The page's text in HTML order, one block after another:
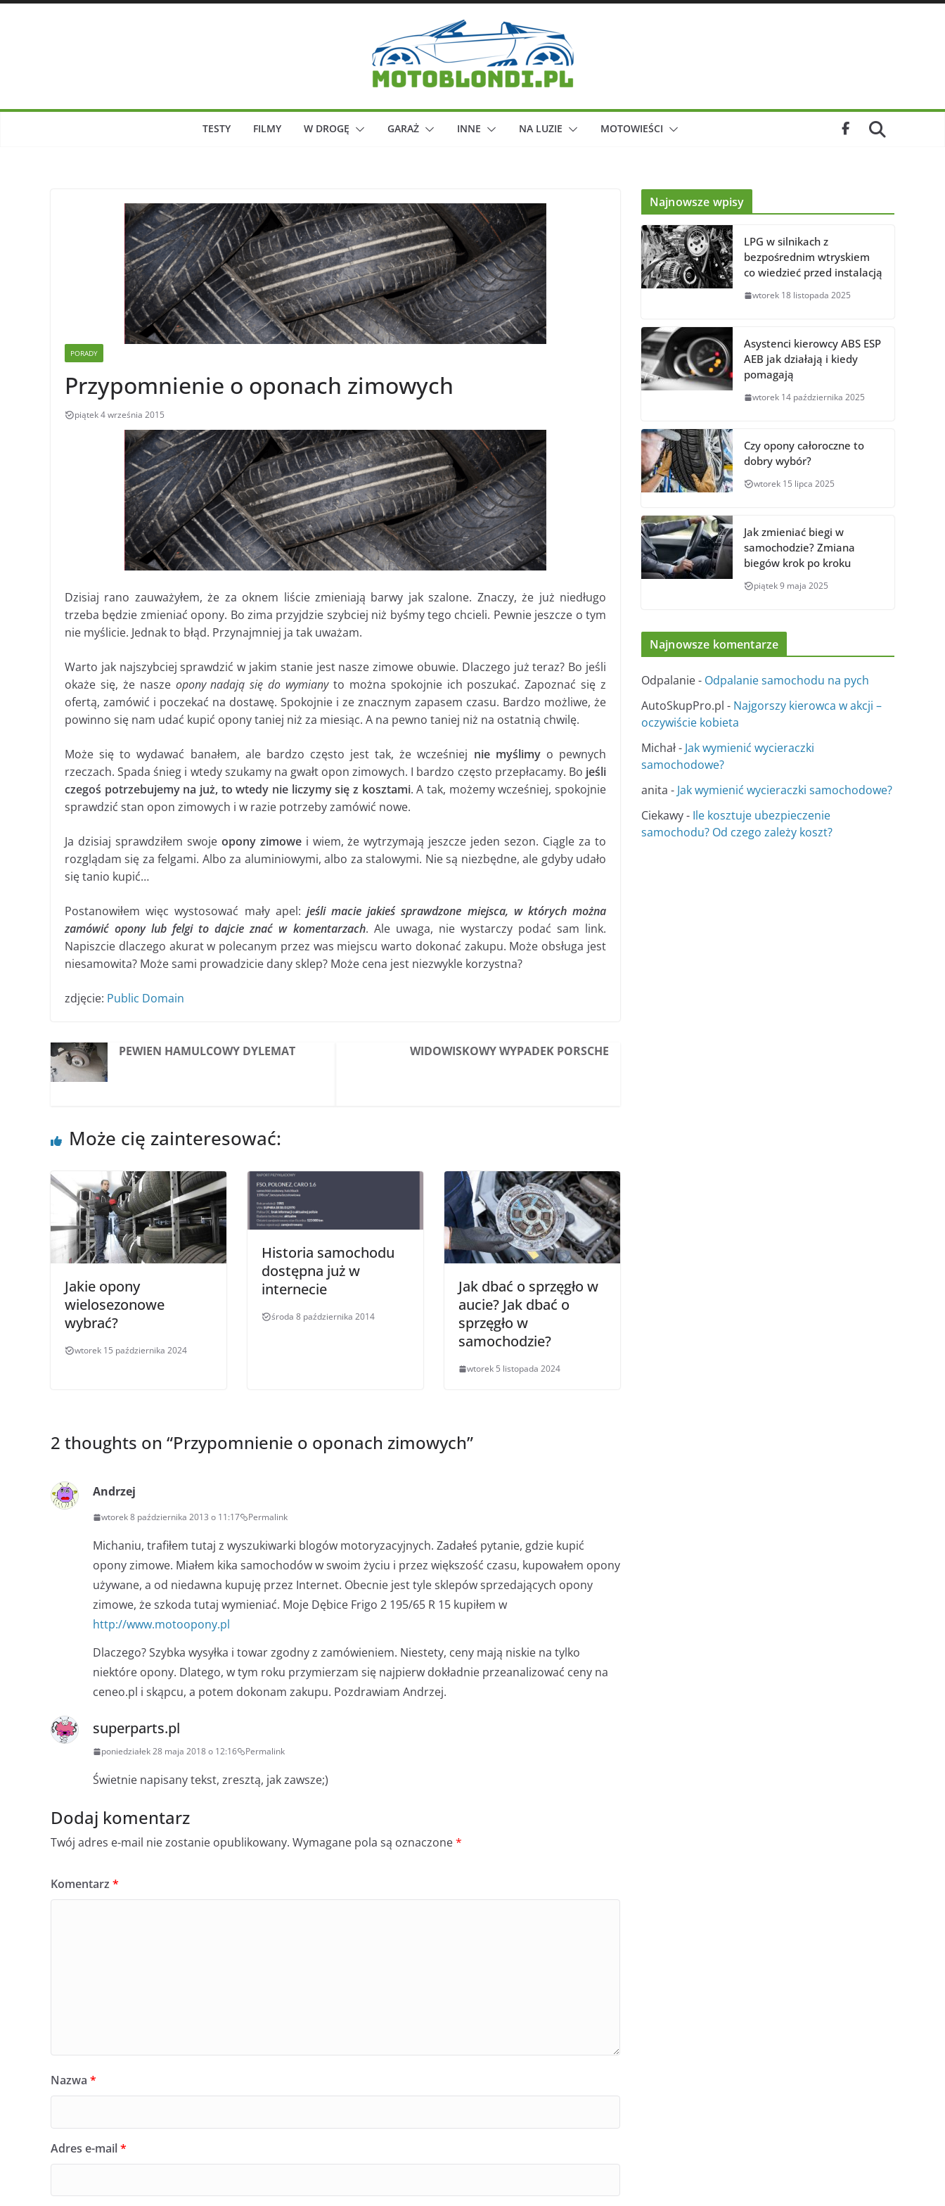
Skip
TESTY FILMY W DROGĘ GARAŻ INNE NA LUZIE MOTOWIEŚCI
PORADY
Przypomnienie o oponach zimowych
piątek 4 września 2015
Dzisiaj rano zauważyłem, że za oknem liście zmieniają barwy jak szalone. Znaczy, że już niedługo
trzeba będzie zmieniać opony. Bo zima przyjdzie szybciej niż byśmy tego chcieli. Pewnie jeszcze o tym
nie myślicie. Jednak to błąd. Przynajmniej ja tak uważam.
Warto jak najszybciej sprawdzić w jakim stanie jest nasze zimowe obuwie. Dlaczego już teraz? Bo jeśli
okaże się, że nasze opony nadają się do wymianyto można spokojnie ich poszukać. Zapoznać się z
ofertą, zamówić i poczekać na dostawę. Spokojnie i ze znacznym zapasem czasu. Bardzo możliwe, że
powinno się nam udać kupić opony taniej niż za miesiąc. A na pewno taniej niż na ostatnią chwilę.
Może się to wydawać banałem, ale bardzo często jest tak, że wcześniej nie myślimyo pewnych
rzeczach. Spada śnieg i wtedy szukamy na gwałt opon zimowych. I bardzo często przepłacamy. Bo jeśli
czegoś potrzebujemy na już, to wtedy nie liczymy się z kosztami. A tak, możemy wcześniej, spokojnie
sprawdzić stan opon zimowych i w razie potrzeby zamówić nowe.
Ja dzisiaj sprawdziłem swoje opony zimowei wiem, że wytrzymają jeszcze jeden sezon. Ciągle za to
rozglądam się za felgami. Albo za aluminiowymi, albo za stalowymi. Nie są niezbędne, ale gdyby udało
się tanio kupić…
Postanowiłem więc wystosować mały apel: jeśli macie jakieś sprawdzone miejsca, w których można
zamówić opony lub felgi to dajcie znać w komentarzach. Ale uwaga, nie wystarczy podać sam link.
Napiszcie dlaczego akurat w polecanym przez was miejscu warto dokonać zakupu. Może obsługa jest
niesamowita? Może sami prowadzicie dany sklep? Może cena jest niezwykle korzystna?
zdjęcie: Public Domain
PEWIEN HAMULCOWY DYLEMAT WIDOWISKOWY WYPADEK PORSCHE
Może cię zainteresować:
Jakie opony
wielosezonowe
wybrać?
wtorek 15 października 2024
Historia samochodu
dostępna już w
internecie
środa 8 października 2014
Jak dbać o sprzęgło w
aucie? Jak dbać o
sprzęgło w
samochodzie?
wtorek 5 listopada 2024
2 thoughts on “Przypomnienie o oponach zimowych”
Andrzej
wtorek 8 października 2013 o 11:17 Permalink
Michaniu, trafiłem tutaj z wyszukiwarki blogów motoryzacyjnych. Zadałeś pytanie, gdzie kupić
opony zimowe. Miałem kika samochodów w swoim życiu i przez większość czasu, kupowałem opony
używane, a od niedawna kupuję przez Internet. Obecnie jest tyle sklepów sprzedających opony
zimowe, że szkoda tutaj wymieniać. Moje Dębice Frigo 2 195/65 R 15 kupiłem w
http://www.motoopony.pl
Dlaczego? Szybka wysyłka i towar zgodny z zamówieniem. Niestety, ceny mają niskie na tylko
niektóre opony. Dlatego, w tym roku przymierzam się najpierw dokładnie przeanalizować ceny na
ceneo.pl i skąpcu, a potem dokonam zakupu. Pozdrawiam Andrzej.
superparts.pl
poniedziałek 28 maja 2018 o 12:16 Permalink
Świetnie napisany tekst, zresztą, jak zawsze;)
Dodaj komentarz
Twój adres e-mail nie zostanie opublikowany. Wymagane pola są oznaczone*
Komentarz *
Nazwa *
Adres e-mail*
Najnowsze wpisy
LPG w silnikach z
bezpośrednim wtryskiem
co wiedzieć przed instalacją
wtorek 18 listopada 2025
Asystenci kierowcy ABS ESP
AEB jak działają i kiedy
pomagają
wtorek 14 października 2025
Czy opony całoroczne to
dobry wybór?
wtorek 15 lipca 2025
Jak zmieniać biegi w
samochodzie? Zmiana
biegów krok po kroku
piątek 9 maja 2025
Najnowsze komentarze
Odpalanie- Odpalanie samochodu na pych
AutoSkupPro.pl - Najgorszy kierowca w akcji –
oczywiście kobieta
Michał- Jak wymienić wycieraczki
samochodowe?
anita - Jak wymienić wycieraczki samochodowe?
Ciekawy- Ile kosztuje ubezpieczenie
samochodu? Od czego zależy koszt?